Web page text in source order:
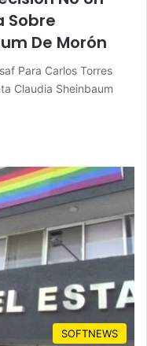
Sobre
De Morón
Para Carlos Torres
Claudia Sheinbaum
SOFTNEWS